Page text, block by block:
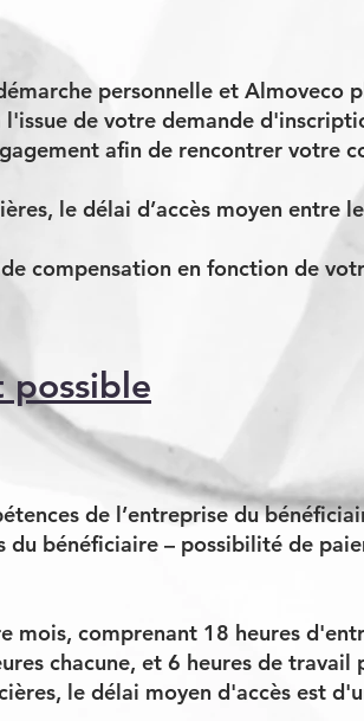
personnelle et Almoveco
de votre demande
afin de rencontrer votre
le délai d’accès moyen
compensation en fonction de
possible
de l’entreprise du
bénéficiaire – possibilité de
mois, comprenant 18 heures
chacune, et 6 heures de travail
le délai moyen d'accès est